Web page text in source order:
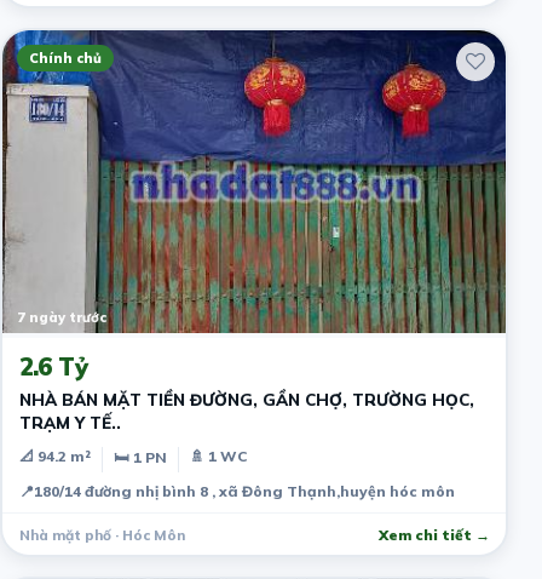
Chính chủ
7 ngày trước
2.6 Tỷ
NHÀ BÁN MẶT TIỀN ĐƯỜNG, GẦN CHỢ, TRƯỜNG HỌC,
TRẠM Y TẾ..
📐 94.2 m² 🛏 1 PN
🚿 1 WC
📍180/14 đường nhị bình 8 , xã Đông Thạnh,huyện hóc môn
Nhà mặt phố · Hóc Môn Xem chi tiết →